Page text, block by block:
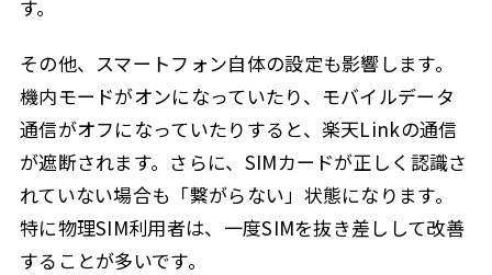
す。
その他、スマートフォン自体の設定も影響します。
機内モードがオンになっていたり、モバイルデータ
通信がオフになっていたりすると、楽天Linkの通信
が遮断されます。さらに、SIMカードが正しく認識さ
れていない場合も「繋がらない」状態になります。
特に物理SIM利用者は、一度SIMを抜き差しして改善
することが多いです。